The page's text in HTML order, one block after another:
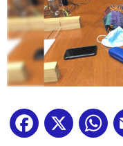
Facebook
X